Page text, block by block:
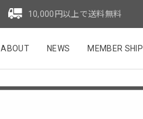
10,000円以上で送料無料
ABOUT NEWS MEMBER SHIP